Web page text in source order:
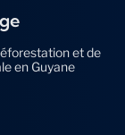
et de
en Guyane